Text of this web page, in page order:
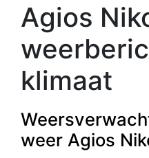
Agios
klimaat
weer Agios